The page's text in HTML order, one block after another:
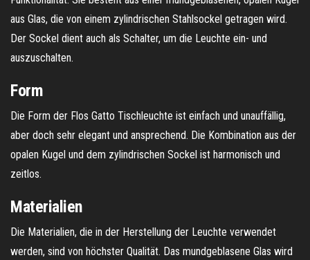
aus Glas, die von einem zylindrischen Stahlsockel getragen wird.
Der Sockel dient auch als Schalter, um die Leuchte ein- und
auszuschalten.
Form
Die Form der Flos Gatto Tischleuchte ist einfach und unauffällig,
aber doch sehr elegant und ansprechend. Die Kombination aus der
opalen Kugel und dem zylindrischen Sockel ist harmonisch und
zeitlos.
Materialien
Die Materialien, die in der Herstellung der Leuchte verwendet
werden, sind von höchster Qualität. Das mundgeblasene Glas wird